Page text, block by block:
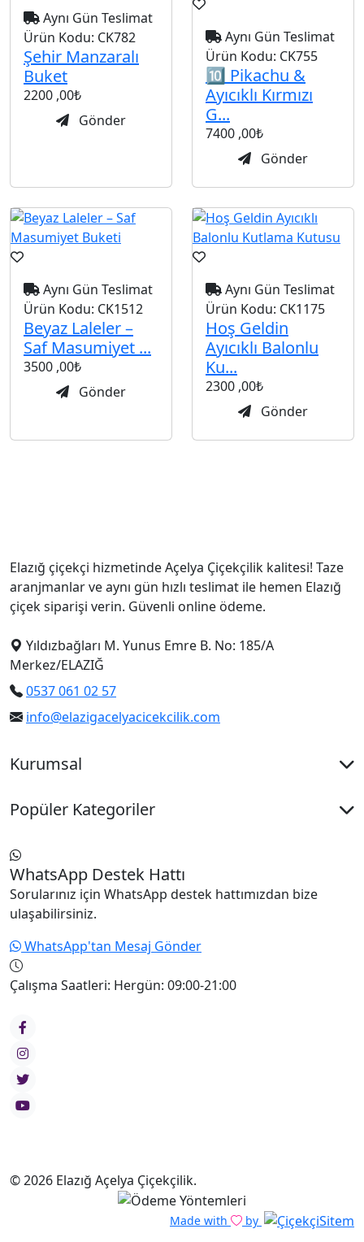
Aynı Gün Teslimat
Ürün Kodu: CK782
Şehir Manzaralı
Buket
2200 ,00₺
Gönder
Aynı Gün Teslimat
Ürün Kodu: CK755
🔟 Pikachu &
Ayıcıklı Kırmızı
G...
7400 ,00₺
Gönder
Aynı Gün Teslimat
Ürün Kodu: CK1512
Beyaz Laleler –
Saf Masumiyet ...
3500 ,00₺
Gönder
Aynı Gün Teslimat
Ürün Kodu: CK1175
Hoş Geldin
Ayıcıklı Balonlu
Ku...
2300 ,00₺
Gönder
Elazığ çiçekçi hizmetinde Açelya Çiçekçilik kalitesi! Taze
aranjmanlar ve aynı gün hızlı teslimat ile hemen Elazığ
çiçek siparişi verin. Güvenli online ödeme.
Yıldızbağları M. Yunus Emre B. No: 185/A
Merkez/ELAZIĞ
0537 061 02 57
info@elazigacelyacicekcilik.com
Kurumsal
Popüler Kategoriler
WhatsApp Destek Hattı
Sorularınız için WhatsApp destek hattımızdan bize
ulaşabilirsiniz.
WhatsApp'tan Mesaj Gönder
Çalışma Saatleri: Hergün: 09:00-21:00
© 2026 Elazığ Açelya Çiçekçilik.
Made with by